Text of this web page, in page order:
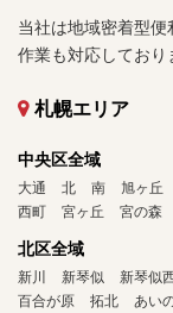
当社は地域密着型
作業も対応しており
札幌エリア
中央区全域
大通 北 南 旭ヶ丘
西町
宮ヶ丘 宮の森
北区全域
新川 新琴似 新琴似
百合が原
拓北 あい